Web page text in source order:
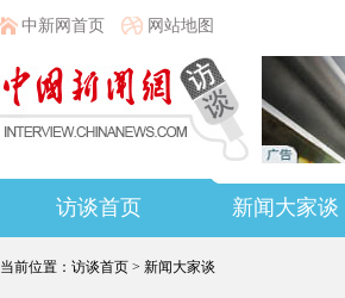
中新网首页 网站地图
访谈首页 新闻大家谈
当前位置： 访谈首页 > 新闻大家谈